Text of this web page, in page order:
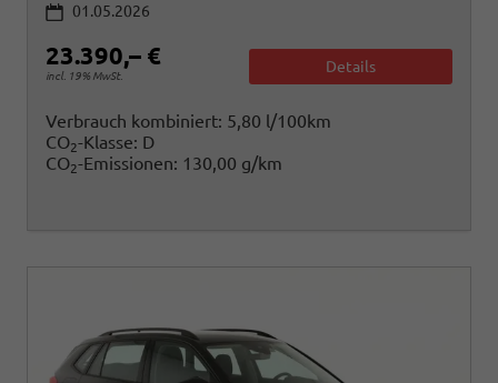
01.05.2026
23.390,– €
incl. 19% MwSt.
Details
Verbrauch kombiniert: 5,80 l/100km
CO2-Klasse: D
CO2-Emissionen: 130,00 g/km